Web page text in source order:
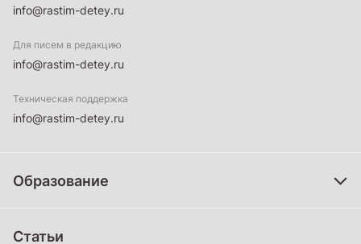
info@rastim-detey.ru
Для писем в редакцию
info@rastim-detey.ru
Техническая поддержка
info@rastim-detey.ru
Образование
Статьи